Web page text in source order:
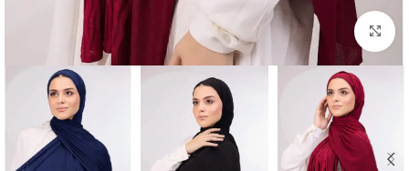
Click to enlarge